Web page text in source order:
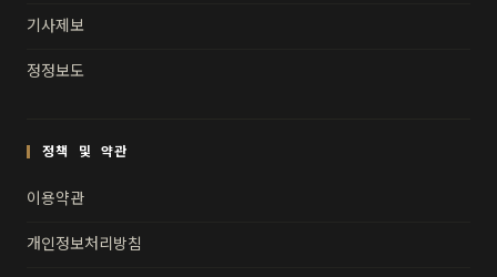
기사제보
정정보도
정책 및 약관
이용약관
개인정보처리방침